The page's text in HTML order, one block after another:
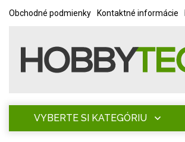
Obchodné podmienky Kontaktné informácie
VYBERTE SI KATEGÓRIU